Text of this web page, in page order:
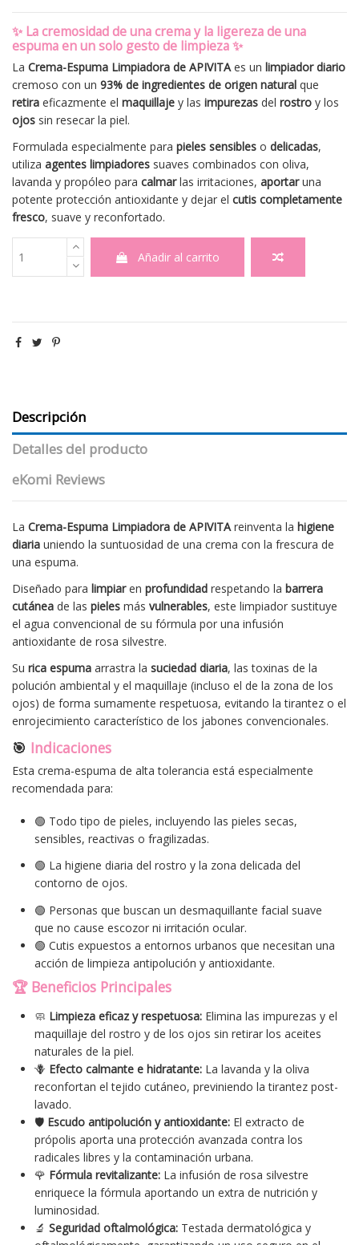
✨La cremosidad de una crema y la ligereza de una
espuma en un solo gesto de limpieza✨
La Crema-Espuma Limpiadora de APIVITA es un limpiador diario
cremoso con un 93% de ingredientes de origen natural que
retira eficazmente el maquillaje y las impurezas del rostro y los
ojos sin resecar la piel.
Formulada especialmente para pieles sensibles o delicadas,
utiliza agentes limpiadores suaves combinados con oliva,
lavanda y propóleo para calmarlas irritaciones, aportaruna
potente protección antioxidante y dejar el cutis completamente
fresco, suave y reconfortado.
Añadir al carrito
Descripción
Detalles del producto
eKomi Reviews
La Crema-Espuma Limpiadora de APIVITAreinventa la higiene
diaria uniendo la suntuosidad de una crema con la frescura de
una espuma.
Diseñado para limpiaren profundidad respetando la barrera
cutánea de las pieles más vulnerables, este limpiador sustituye
el agua convencional de su fórmula por una infusión
antioxidante de rosa silvestre.
Su rica espuma arrastra la suciedad diaria, las toxinas de la
polución ambiental y el maquillaje (incluso el de la zona de los
ojos) de forma sumamente respetuosa, evitando la tirantez o el
enrojecimiento característico de los jabones convencionales.
🎯 Indicaciones
Esta crema-espuma de alta tolerancia está especialmente
recomendada para:
🟢 Todo tipo de pieles, incluyendo las pieles secas,
sensibles, reactivas o fragilizadas.
🟢 La higiene diaria del rostro y la zona delicada del
contorno de ojos.
🟢 Personas que buscan un desmaquillante facial suave
que no cause escozor ni irritación ocular.
🟢 Cutis expuestos a entornos urbanos que necesitan una
acción de limpieza antipolución y antioxidante.
🏆 Beneficios Principales
🧼 Limpieza eficaz y respetuosa: Elimina las impurezas y el
maquillaje del rostro y de los ojos sin retirar los aceites
naturales de la piel.
🪻 Efecto calmante e hidratante: La lavanda y la oliva
reconfortan el tejido cutáneo, previniendo la tirantez post-
lavado.
🛡️ Escudo antipolución y antioxidante: El extracto de
própolis aporta una protección avanzada contra los
radicales libres y la contaminación urbana.
🌹 Fórmula revitalizante: La infusión de rosa silvestre
enriquece la fórmula aportando un extra de nutrición y
luminosidad.
🔬 Seguridad oftalmológica: Testada dermatológica y